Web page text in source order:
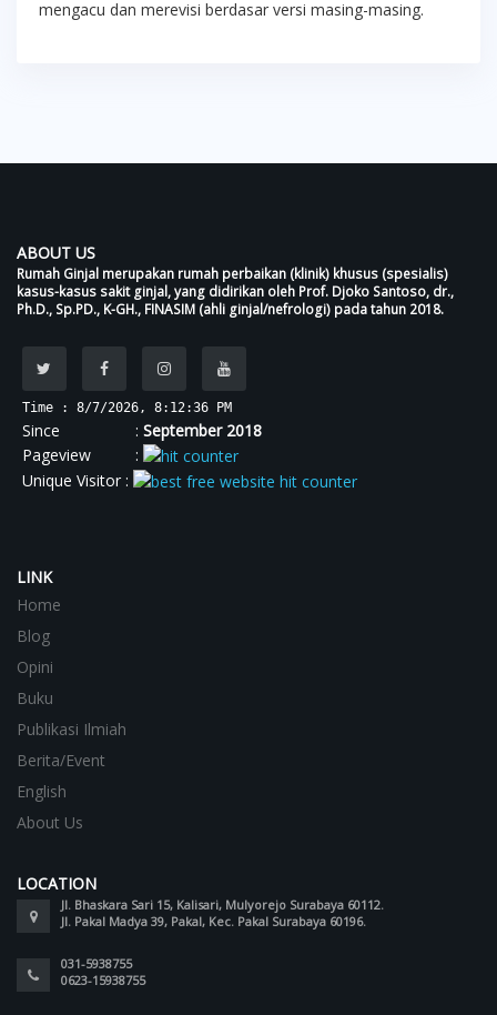
mengacu dan merevisi berdasar versi masing-masing.
ABOUT US
Rumah Ginjal merupakan rumah perbaikan (klinik) khusus (spesialis)
kasus-kasus sakit ginjal, yang didirikan oleh Prof. Djoko Santoso, dr.,
Ph.D., Sp.PD., K-GH., FINASIM (ahli ginjal/nefrologi) pada tahun 2018.
Time : 8/7/2026, 8:12:37 PM
Since : September 2018
Pageview :
Unique Visitor :
LINK
Home
Blog
Opini
Buku
Publikasi Ilmiah
Berita/Event
English
About Us
LOCATION
Jl. Bhaskara Sari 15, Kalisari, Mulyorejo Surabaya 60112.
Jl. Pakal Madya 39, Pakal, Kec. Pakal Surabaya 60196.
031-5938755
0623-15938755